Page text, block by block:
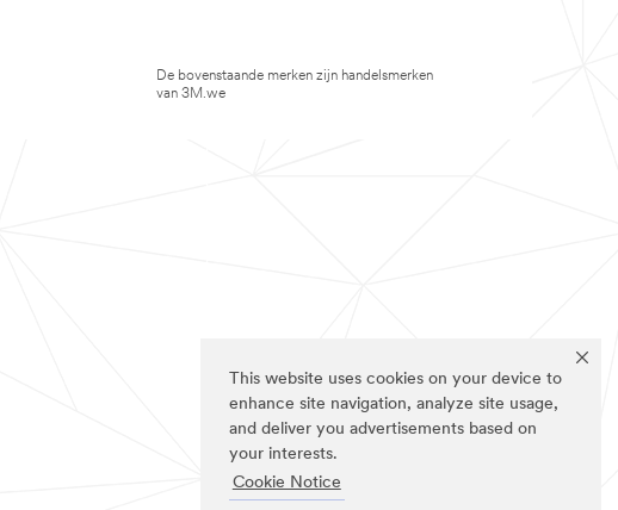
This website uses cookies on your device to
enhance site navigation, analyze site usage,
and deliver you advertisements based on
your interests.
Cookie Notice
De bovenstaande merken zijn handelsmerken
van 3M.we